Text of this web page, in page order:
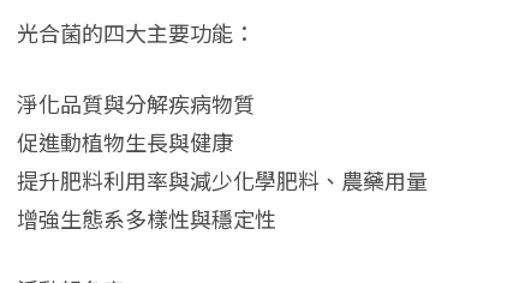
光合菌的四大主要功能：
淨化品質與分解疾病物質
促進動植物生長與健康
提升肥料利用率與減少化學肥料、農藥用量
增強生態系多樣性與穩定性